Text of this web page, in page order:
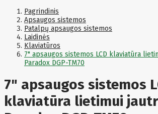
Apc
Apollo
Apple
Aqara
Arctic
Armac
ArtAsm
Asrock
Assmann
ASSMANN
Astroenergy
Pagrindinis
Apsaugos sistemos
Patalpų apsaugos sistemos
Laidinės
Klaviatūros
7" apsaugos sistemos LCD klaviatūra
Paradox DGP-TM70
7" apsaugos sistemos
klaviatūra lietimui